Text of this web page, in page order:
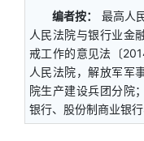
编者按：
最高人
人民法院与银行业金
戒工作的意见法〔
人民法院，解放军军
院生产建设兵团分院
银行、股份制商业银